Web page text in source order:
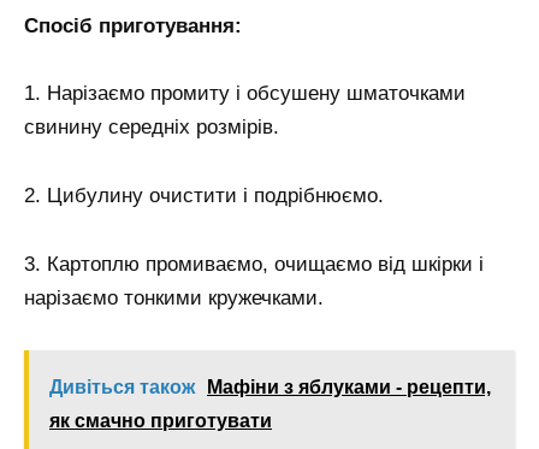
Спосіб приготування:
1. Нарізаємо промиту і обсушену шматочками
свинину середніх розмірів.
2. Цибулину очистити і подрібнюємо.
3. Картоплю промиваємо, очищаємо від шкірки і
нарізаємо тонкими кружечками.
Дивіться також
Мафіни з яблуками - рецепти,
як смачно приготувати